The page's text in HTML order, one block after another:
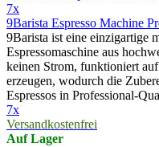
7x
9Barista Espresso Machine
9Barista ist eine einzigartige
Espressomaschine aus
keinen Strom, funktioniert
erzeugen, wodurch die
Espressos in Professional-
7x
Versandkostenfrei
Auf Lager